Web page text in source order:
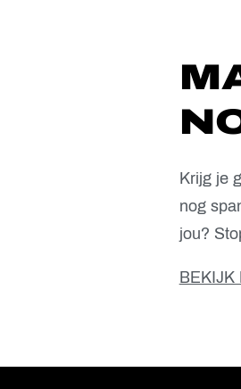
Krijg je
nog
jou?
BEKIJK